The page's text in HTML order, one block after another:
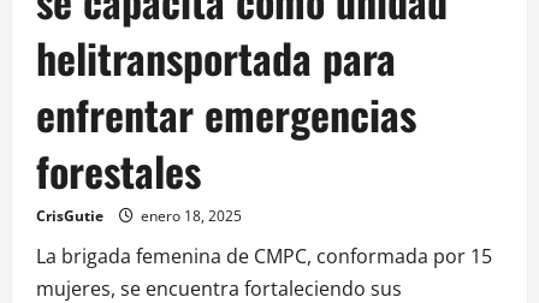
helitransportada para
enfrentar emergencias
forestales
CrisGutie enero 18, 2025
La brigada femenina de CMPC, conformada por 15
mujeres, se encuentra fortaleciendo sus